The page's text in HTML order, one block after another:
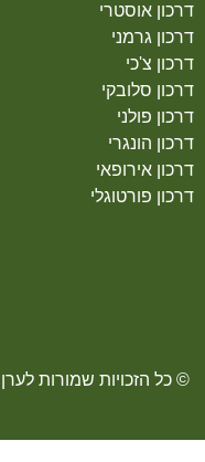
דרכון אוסטרי
דרכון גרמני
דרכון צ'כי
דרכון סלובקי
דרכון פולני
דרכון הונגרי
דרכון אירופאי
דרכון פורטוגלי
© כל הזכויות שמורות